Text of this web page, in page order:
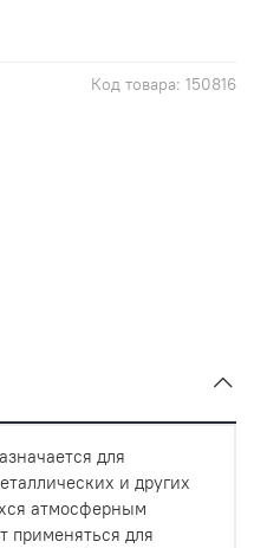
Код товара: 150816
для
и других
атмосферным
применяться для